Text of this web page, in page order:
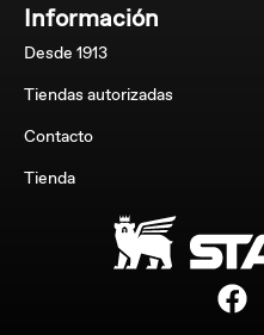
Información
Desde 1913
Tiendas autorizadas
Contacto
Tienda